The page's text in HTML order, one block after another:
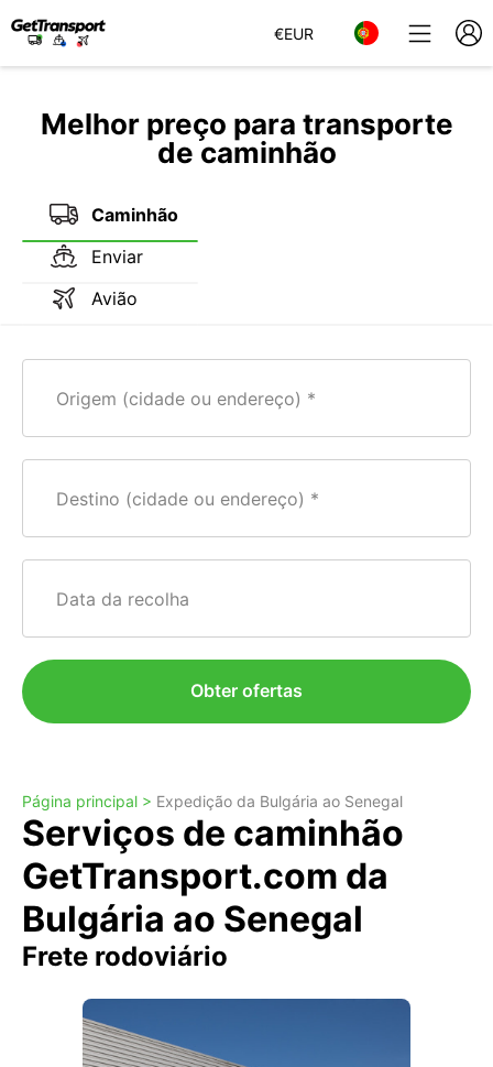
€EUR
Melhor preço para transporte
de caminhão
Caminhão
Enviar
Avião
Origem (cidade ou endereço)
Destino (cidade ou endereço)
Data da recolha
Obter ofertas
Página principal > Expedição da Bulgária ao Senegal
Serviços de caminhão
GetTransport.com da
Bulgária ao Senegal
Frete rodoviário